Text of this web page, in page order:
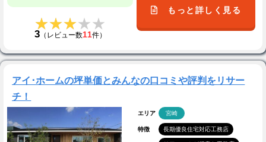
★★★★★
★★★★★
3（レビュー数11件）
もっと詳しく見る
アイ･ホームの坪単価とみんなの口コミや評判をリサー
チ！
エリア 宮崎
特徴 長期優良住宅対応工務店